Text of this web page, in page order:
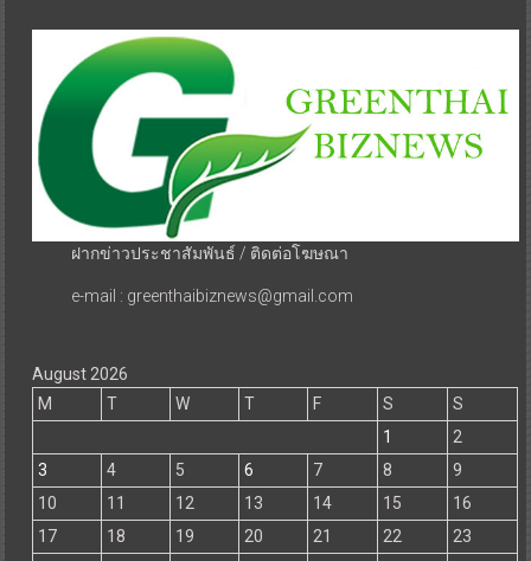
ฝากข่าวประชาสัมพันธ์ / ติดต่อโฆษณา
e-mail : greenthaibiznews@gmail.com
August 2026
M
T W T F S
S
1
2
3
4 5 6 7 8
9
10
11 12 13 14 15
16
17
18 19 20 21 22
23